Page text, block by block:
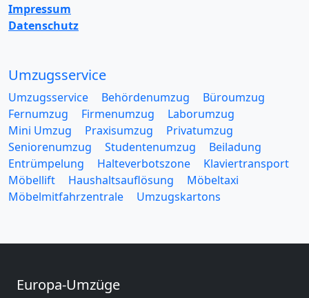
Impressum
Datenschutz
Umzugsservice
Umzugsservice Behördenumzug
Büroumzug
Fernumzug
Firmenumzug
Laborumzug
Mini Umzug
Praxisumzug
Privatumzug
Seniorenumzug
Studentenumzug
Beiladung
Entrümpelung
Halteverbotszone
Klaviertransport
Möbellift
Haushaltsauflösung
Möbeltaxi
Möbelmitfahrzentrale
Umzugskartons
Europa-Umzüge